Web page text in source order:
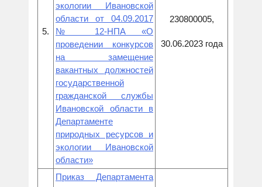
5.
экологии Ивановской
области от 04.09.2017
№ 12-НПА «О
проведении конкурсов
на замещение
вакантных должностей
государственной
гражданской службы
Ивановской области в
Департаменте
природных ресурсов и
экологии Ивановской
области»
230800005,
30.06.2023 года
Приказ Департамента